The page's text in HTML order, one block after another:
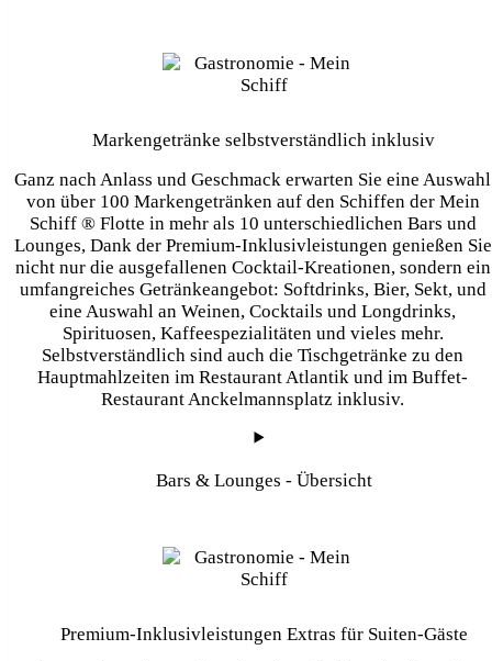
Markengetränke selbstverständlich inklusiv
Ganz nach Anlass und Geschmack erwarten Sie eine Auswahl
von über 100 Markengetränken auf den Schiffen der Mein
Schiff ® Flotte in mehr als 10 unterschiedlichen Bars und
Lounges, Dank der Premium-Inklusivleistungen genießen Sie
nicht nur die ausgefallenen Cocktail-Kreationen, sondern ein
umfangreiches Getränkeangebot: Softdrinks, Bier, Sekt, und
eine Auswahl an Weinen, Cocktails und Longdrinks,
Spirituosen, Kaffeespezialitäten und vieles mehr.
Selbstverständlich sind auch die Tischgetränke zu den
Hauptmahlzeiten im Restaurant Atlantik und im Buffet-
Restaurant Anckelmannsplatz inklusiv.
Bars & Lounges - Übersicht
Premium-Inklusivleistungen Extras für Suiten-Gäste